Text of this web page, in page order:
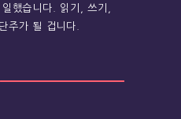
했습니다. 읽기, 쓰기,
주가 될 겁니다.